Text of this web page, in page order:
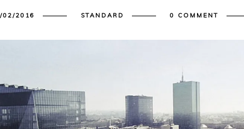
02/2016 STANDARD 0 COMMENT